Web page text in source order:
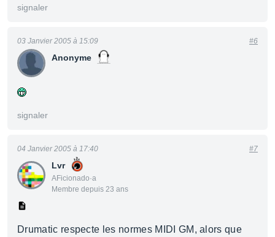
signaler
Anonyme
03 Janvier 2005 à 15:09 #6
signaler
Lvr
AFicionado·a
Membre depuis 23 ans
04 Janvier 2005 à 17:40 #7
Drumatic respecte les normes MIDI GM, alors que